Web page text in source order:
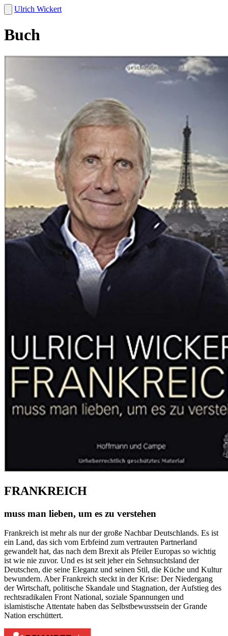
Ulrich Wickert
Buch
FRANKREICH
muss man lieben, um es zu verstehen
Frankreich ist mehr als nur der große Nachbar Deutschlands. Es ist
ein Land, das sich vom Erbfeind zum vertrauten Partnerland
gewandelt hat, das nach dem Brexit als Pfeiler Europas so wichtig
ist wie nie zuvor. Und es ist seit jeher ein Sehnsuchtsland der
Deutschen, die seine Eleganz und seinen Stil, die Küche und Kultur
bewundern. Aber Frankreich steckt in der Krise: Der Niedergang
der Wirtschaft, politische Skandale und Stagnation, der Aufstieg des
rechtsradikalen Front National, soziale Spannungen und
islamistische Attentate haben das Selbstbewusstsein der Grande
Nation erschüttert.